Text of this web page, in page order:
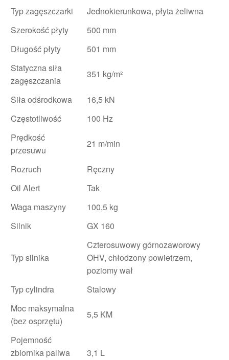
Typ zagęszczarki
Jednokierunkowa, płyta żeliwna
Szerokość płyty
500 mm
Długość płyty
501 mm
Statyczna siła
zagęszczania
351 kg/m²
Siła odśrodkowa
16,5 kN
Częstotliwość
100 Hz
Prędkość
przesuwu
21 m/min
Rozruch
Ręczny
Oil Alert
Tak
Waga maszyny
100,5 kg
Silnik
GX 160
Typ silnika
Czterosuwowy górnozaworowy
OHV, chłodzony powietrzem,
poziomy wał
Typ cylindra
Stalowy
Moc maksymalna
(bez osprzętu)
5,5 KM
Pojemność
zbiornika paliwa
3,1 L